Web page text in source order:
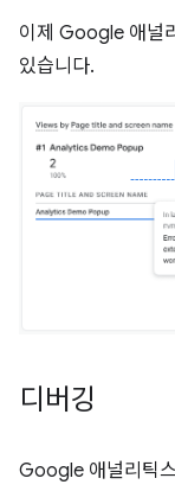
이제 Google 애널
있습니다.
디버깅
Google 애널리틱